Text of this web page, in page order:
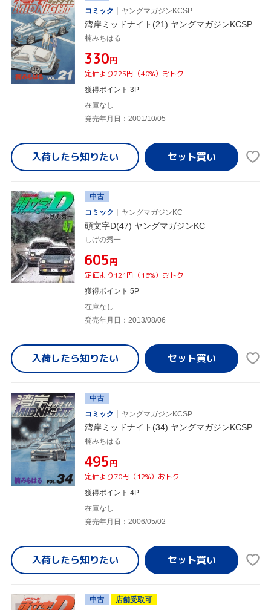
コミック
ヤングマガジンKCSP
湾岸ミッドナイト(21) ヤングマガジンKCSP
楠みちはる
¥330円
定価より225円（40%）おトク
獲得ポイント 3P
在庫なし
発売年月日：2001/10/05
入荷したら知りたい
中古
コミック
ヤングマガジンKC
頭文字D(47) ヤングマガジンKC
しげの秀一
¥605円
定価より121円（16%）おトク
獲得ポイント 5P
在庫なし
発売年月日：2013/08/06
入荷したら知りたい
中古
コミック
ヤングマガジンKCSP
湾岸ミッドナイト(34) ヤングマガジンKCSP
楠みちはる
¥495円
定価より70円（12%）おトク
獲得ポイント 4P
在庫なし
発売年月日：2006/05/02
入荷したら知りたい
中古 店舗受取可